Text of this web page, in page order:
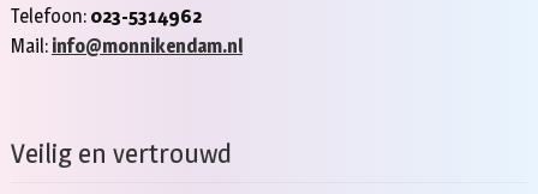
Telefoon: 023-5314962
Mail: info@monnikendam.nl
Veilig en vertrouwd